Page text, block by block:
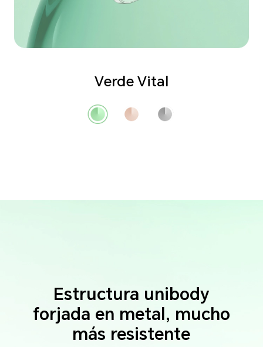
Verde Vital
Estructura unibody
forjada en metal, mucho
más resistente